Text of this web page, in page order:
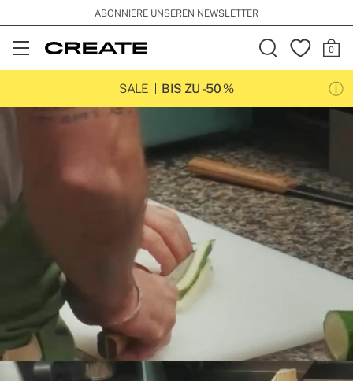
ABONNIERE UNSEREN NEWSLETTER
Open
Menu
SALE
BIS ZU -50 %